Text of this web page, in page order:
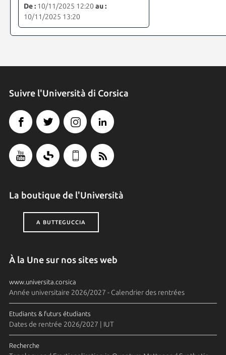
De :10/11/2025 12:20 au :
10/11/2025 13:20
Suivre l'Università di Corsica
La boutique de l'Università
A BUTTEGUCCIA
À la Une sur nos sites web
www.universita.corsica
Année universitaire 2026/2027 - Calendrier des rentrées
Etudiants & futurs étudiants
Dates de rentrée 2026/2027 | IUT
Recherche